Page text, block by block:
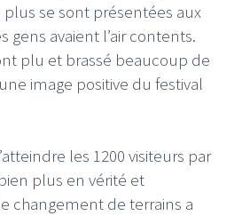
se sont présentées aux
gens avaient l’air contents.
plu et brassé beaucoup de
image positive du festival
les 1200 visiteurs par
plus en vérité et
changement de terrains a